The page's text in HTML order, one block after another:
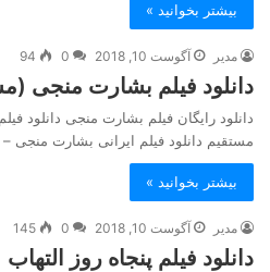
بیشتر بخوانید »
مدیر آگوست 10, 2018 0
94
دانلود فیلم بشارت منجی
دانلود رایگان فیلم بشارت منجی دانلود
مستقیم دانلود فیلم ایرانی بشارت منجی
بیشتر بخوانید »
مدیر آگوست 10, 2018 0
145
دانلود فیلم پنجاه روز التهاب